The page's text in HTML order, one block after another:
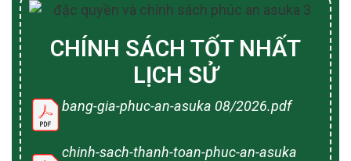
CHÍNH SÁCH TỐT NHẤT
LỊCH SỬ
bang-gia-phuc-an-asuka 08/2026.pdf
chinh-sach-thanh-toan-phuc-an-asuka